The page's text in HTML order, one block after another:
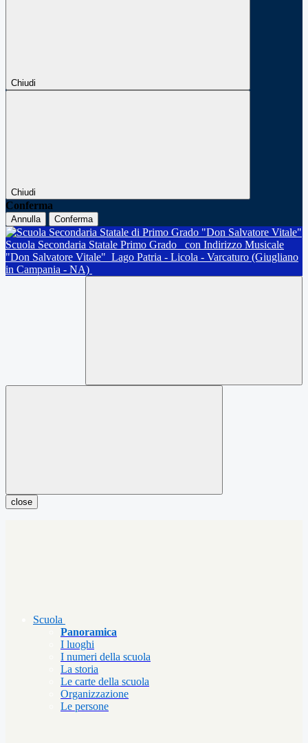
Chiudi
Chiudi
Conferma
Annulla Conferma
Scuola Secondaria Statale Primo Grado
con Indirizzo Musicale
"Don Salvatore Vitale" Lago Patria - Licola - Varcaturo (Giugliano
in Campania - NA)
close
Scuola
Panoramica
I luoghi
I numeri della scuola
La storia
Le carte della scuola
Organizzazione
Le persone